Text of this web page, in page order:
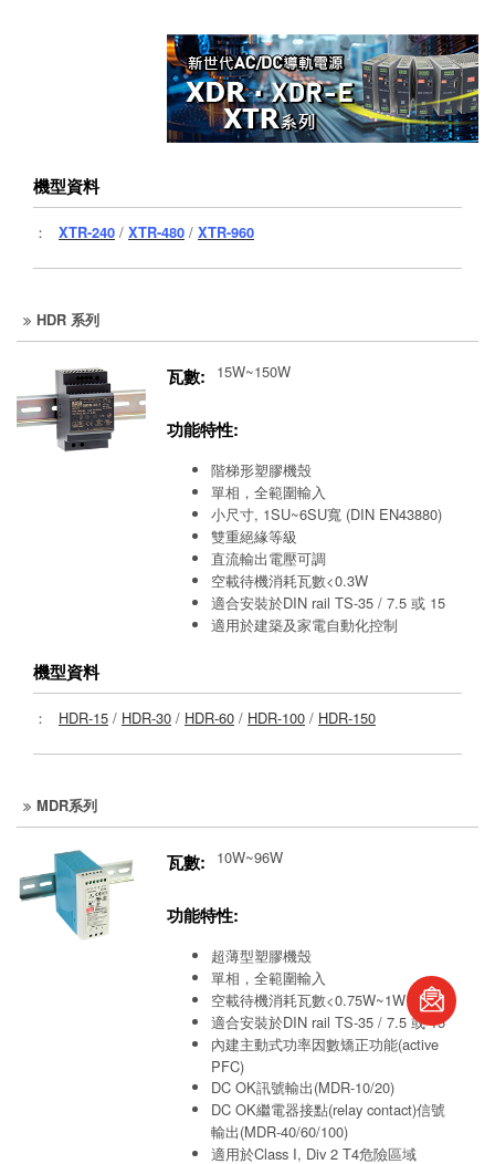
機型資料
： XTR-240 / XTR-480 / XTR-960
HDR 系列
瓦數: 15W~150W
功能特性:
階梯形塑膠機殼
單相，全範圍輸入
小尺寸, 1SU~6SU寬 (DIN EN43880)
雙重絕緣等級
直流輸出電壓可調
空載待機消耗瓦數<0.3W
適合安裝於DIN rail TS-35 / 7.5 或 15
適用於建築及家電自動化控制
機型資料
： HDR-15 / HDR-30 / HDR-60 / HDR-100 / HDR-150
MDR系列
瓦數: 10W~96W
功能特性:
超薄型塑膠機殼
單相，全範圍輸入
空載待機消耗瓦數<0.75W~1W
適合安裝於DIN rail TS-35 / 7.5 或 15
內建主動式功率因數矯正功能(active
PFC)
DC OK訊號輸出(MDR-10/20)
DC OK繼電器接點(relay contact)信號
輸出(MDR-40/60/100)
適用於Class I, Div 2 T4危險區域